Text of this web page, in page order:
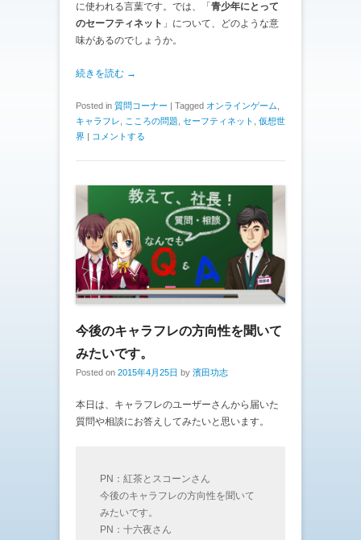
に使われる言葉です。では、「 青少年にとって
のセーフティネット 」について、どのような意
味があるのでしょうか。
続きを読む →
Posted in 質問コーナー | Tagged オンラインゲーム
キャラフレ
こころの問題 セーフティネット
仮想世
界 | コメントする
今後のキャラフレの方向性を聞いて
みたいです。
Posted on 2015年4月25日 by 濱田功志
本日は、キャラフレのユーザーさんから届いた
質問や相談にお答えしてみたいと思います。
PN：紅茶とスコーンさん
今後のキャラフレの方向性を聞いて
みたいです。
PN：十六夜さん